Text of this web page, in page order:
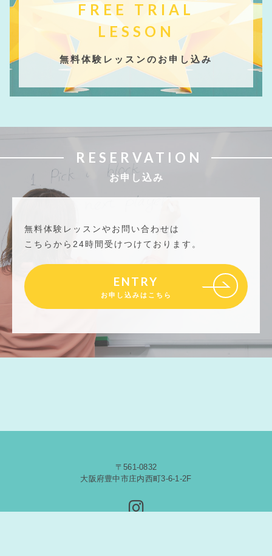
FREE TRIAL
LESSON
無料体験レッスンのお申し込み
RESERVATION
お申し込み
無料体験レッスンやお問い合わせは
こちらから24時間受けつけております。
ENTRY
お申し込みはこちら
〒561-0832
大阪府豊中市庄内西町3-6-1-2F